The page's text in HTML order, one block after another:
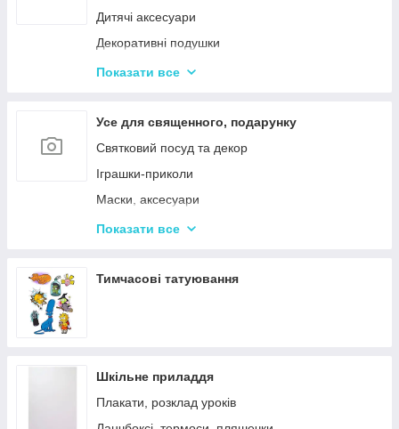
Дитячі аксесуари
Декоративні подушки
Дитячі парасольки
Показати все
Усе для священного, подарунку
Святковий посуд та декор
Іграшки-приколи
Маски, аксесуари
Повітряні кульки
Фоторамки і фотоальбоми
Показати все
Тимчасові татуювання
Шкільне приладдя
Плакати, розклад уроків